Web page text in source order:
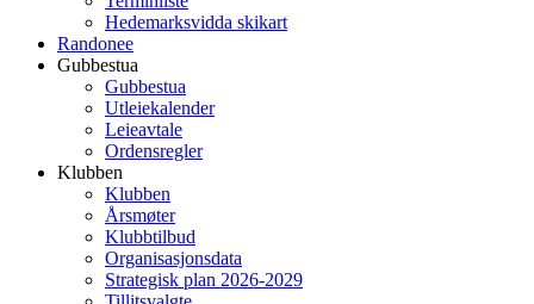
Hedemarksvidda skikart
Randonee
Gubbestua
Gubbestua
Utleiekalender
Leieavtale
Ordensregler
Klubben
Klubben
Årsmøter
Klubbtilbud
Organisasjonsdata
Strategisk plan 2026-2029